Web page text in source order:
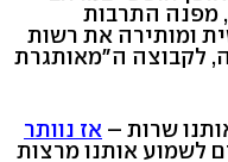
מפנה התרבות
ומותירה את רשות
לקבוצה ה"מאותגרת
שרות – אז נוותר
לשמוע אותנו מרצות